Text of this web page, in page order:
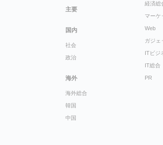
主要
国内
社会
政治
海外
海外総合
韓国
中国
経済総
マーケ
Web
ガジェ
ITビジ
IT総合
PR